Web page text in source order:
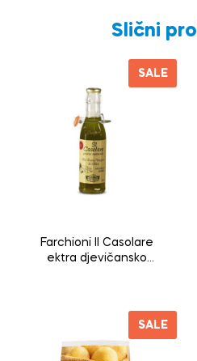
Slični
SALE
Farchioni Il Casolare
ektra djevičansko
SALE